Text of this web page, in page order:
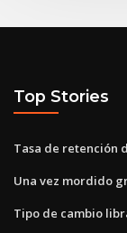
Top Stories
Tasa de retención
Una vez mordido
Tipo de cambio